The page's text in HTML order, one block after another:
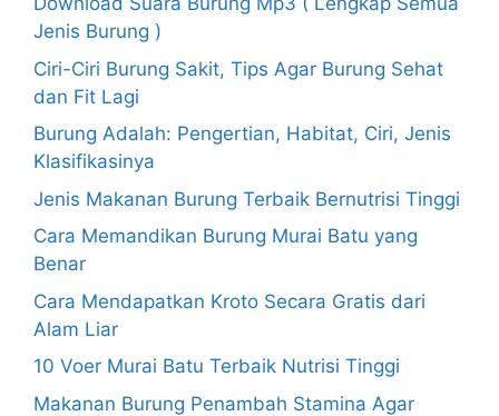
Jenis Burung )
Ciri-Ciri Burung Sakit, Tips Agar Burung Sehat
dan Fit Lagi
Burung Adalah: Pengertian, Habitat, Ciri, Jenis
Klasifikasinya
Jenis Makanan Burung Terbaik Bernutrisi Tinggi
Cara Memandikan Burung Murai Batu yang
Benar
Cara Mendapatkan Kroto Secara Gratis dari
Alam Liar
10 Voer Murai Batu Terbaik Nutrisi Tinggi
Makanan Burung Penambah Stamina Agar